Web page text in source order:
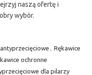
naszą ofertę i
wybór.
, Rękawice
ochronne
dla pilarzy